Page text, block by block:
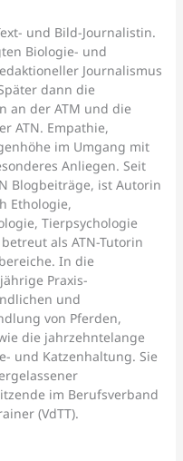
und Bild-Journalistin.
Biologie- und
Journalismus
dann die
an der ATM und die
ATN. Empathie,
im Umgang mit
Anliegen. Seit
Blogbeiträge, ist Autorin
Ethologie,
Tierpsychologie
als ATN-Tutorin
In die
Praxis-
und
von Pferden,
die jahrzehntelange
und Katzenhaltung. Sie
im Berufsverband
(VdTT).